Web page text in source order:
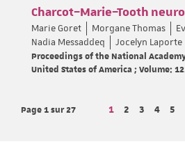
Charcot–Marie–Tooth
Marie Goret Morgane Thomas
Nadia Messaddeq
Jocelyn Laporte
Proceedings of the National
United States of America ; Volume:
Page 1sur 27 Page
1 Page
2 Page
3 Page
4 5